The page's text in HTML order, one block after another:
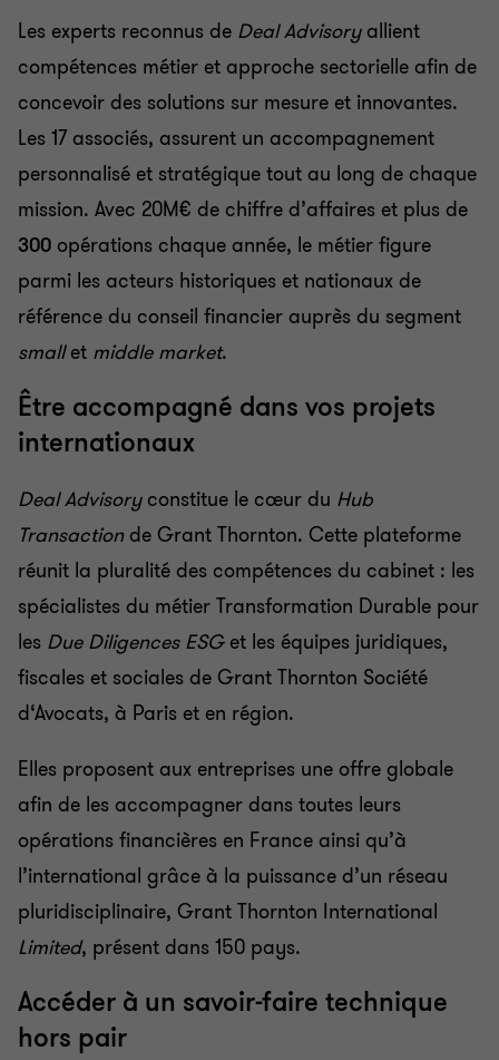
Les experts reconnus de Deal Advisoryallient
compétences métier et approche sectorielle afin de
concevoir des solutions sur mesure et innovantes.
Les 17 associés, assurent un accompagnement
personnalisé et stratégique tout au long de chaque
mission. Avec 20M€ de chiffre d’affaires et plus de
300 opérations chaque année, le métier figure
parmi les acteurs historiques et nationaux de
référence du conseil financier auprès du segment
smallet middle market.
Être accompagné dans vos projets
internationaux
Deal Advisoryconstitue le cœur du Hub
Transactionde Grant Thornton. Cette plateforme
réunit la pluralité des compétences du cabinet : les
spécialistes du métier Transformation Durable pour
les Due Diligences ESGet les équipes juridiques,
fiscales et sociales de Grant Thornton Société
d‘Avocats, à Paris et en région.
Elles proposent aux entreprises une offre globale
afin de les accompagner dans toutes leurs
opérations financières en France ainsi qu’à
l’international grâce à la puissance d’un réseau
pluridisciplinaire, Grant Thornton International
Limited, présent dans 150 pays.
Accéder à un savoir-faire technique
hors pair